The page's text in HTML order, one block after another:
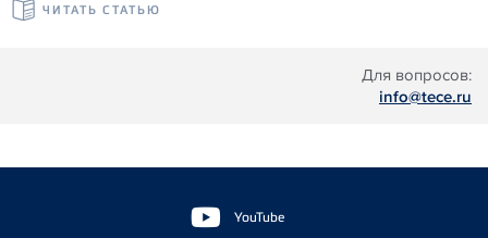
Для вопросов:
info@tece.ru
ЧИТАТЬ СТАТЬЮ
YouTube